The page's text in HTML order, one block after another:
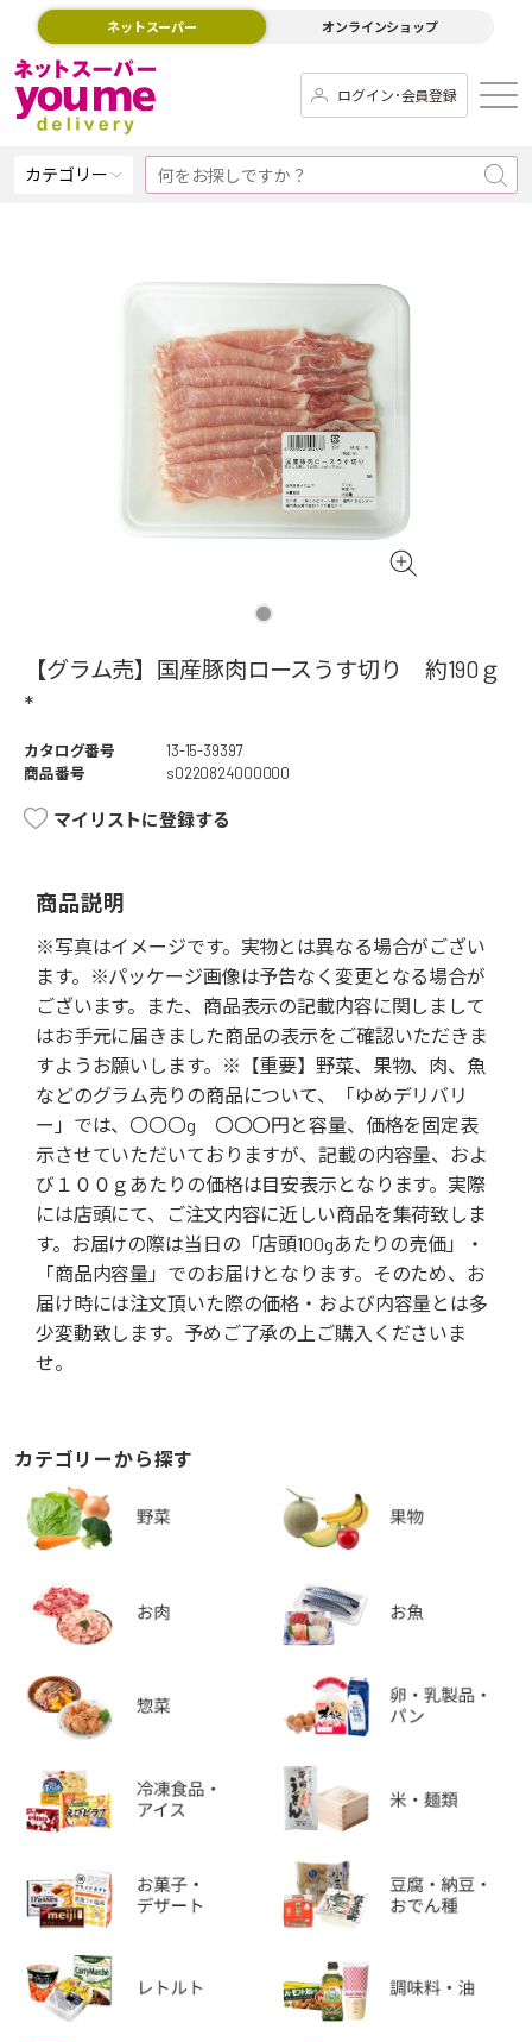
ネットスーパー オンラインショップ
ログイン･会員登録
カテゴリー
【グラム売】国産豚肉ロースうす切り 約190ｇ
*
カタログ番号
13-15-39397
商品番号
s0220824000000
マイリストに登録する
商品説明
※写真はイメージです。実物とは異なる場合がござい
ます。※パッケージ画像は予告なく変更となる場合が
ございます。また、商品表示の記載内容に関しまして
はお手元に届きました商品の表示をご確認いただきま
すようお願いします。※【重要】野菜、果物、肉、魚
などのグラム売りの商品について、「ゆめデリバリ
ー」では、〇〇〇g 〇〇〇円と容量、価格を固定表
示させていただいておりますが、記載の内容量、およ
び１００ｇあたりの価格は目安表示となります。実際
には店頭にて、ご注文内容に近しい商品を集荷致しま
す。お届けの際は当日の「店頭100gあたりの売価」・
「商品内容量」でのお届けとなります。そのため、お
届け時には注文頂いた際の価格・および内容量とは多
少変動致します。予めご了承の上ご購入くださいま
せ。
カテゴリーから探す